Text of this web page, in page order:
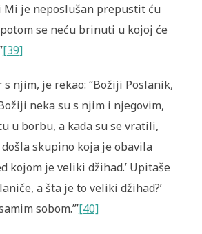
Mi je neposlušan prepustit ću
se neću brinuti u kojoj će
[39]
s njim, je rekao: “Božiji Poslanik,
neka su s njim i njegovim,
u borbu, a kada su se vratili,
došla skupino koja je obavila
kojom je veliki džihad.’ Upitaše
a šta je to veliki džihad?’
sobom.’”[40]